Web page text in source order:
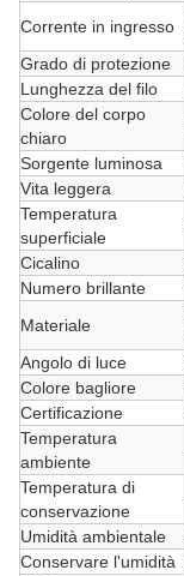
Corrente in ingresso
Grado di protezione
Lunghezza del filo
Colore del corpo
chiaro
Sorgente luminosa
Vita leggera
Temperatura
superficiale
Cicalino
Numero brillante
Materiale
Angolo di luce
Colore bagliore
Certificazione
Temperatura
ambiente
Temperatura di
conservazione
Umidità ambientale
Conservare l'umidità